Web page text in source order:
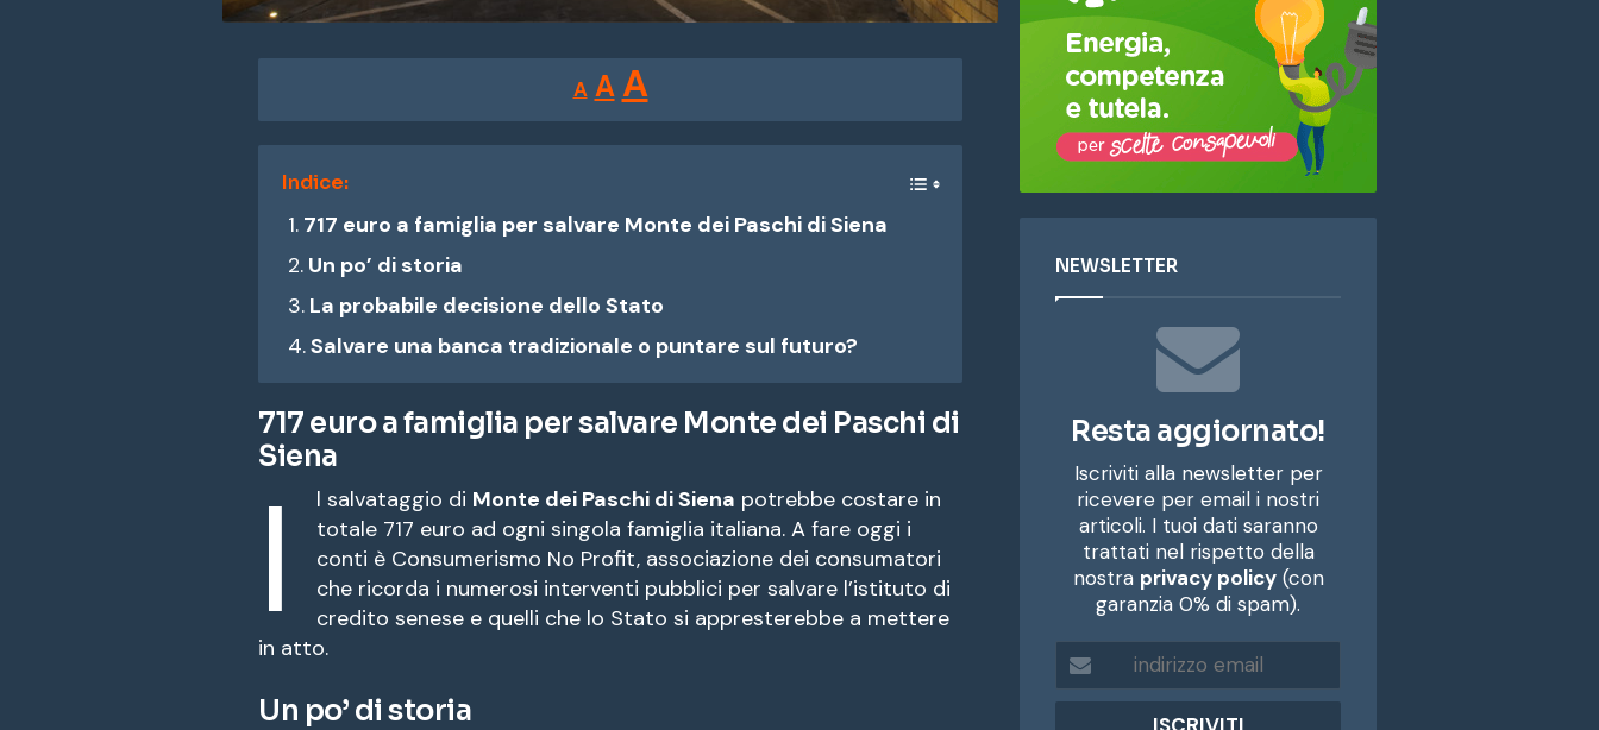
A
Reducir
tamaño
de
fuente.
A Restablecer
tamaño
de
AAumentar
tamaño
fuente.
Indice:
717 euro a famiglia per salvare Monte dei Paschi di Siena
Un po’ di storia
La probabile decisione dello Stato
Salvare una banca tradizionale o puntare sul futuro?
717 euro a famiglia per salvare Monte dei Paschi di
Siena
I l salvataggio di Monte dei Paschi di Siena potrebbe costare in
totale 717 euro ad ogni singola famiglia italiana. A fare oggi i
conti è Consumerismo No Profit, associazione dei consumatori
che ricorda i numerosi interventi pubblici per salvare l’istituto di
credito senese e quelli che lo Stato si appresterebbe a mettere
in atto.
Un po’ di storia
NEWSLETTER
Resta aggiornato!
Iscriviti alla newsletter per
ricevere per email i nostri
articoli. I tuoi dati saranno
trattati nel rispetto della
nostra privacy policy(con
garanzia 0% di spam).
d